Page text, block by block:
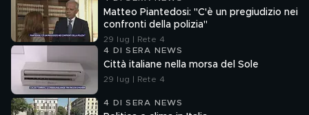
Matteo Piantedosi: "C'è un pregiudizio nei
confronti della polizia"
29 lug | Rete 4
4 DI SERA NEWS
Città italiane nella morsa del Sole
29 lug | Rete 4
4 DI SERA NEWS